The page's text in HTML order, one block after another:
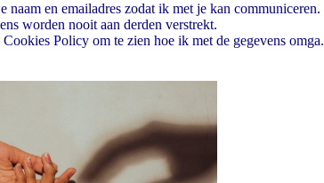
en emailadres zodat ik met je kan communiceren.
worden nooit aan derden verstrekt.
Policy om te zien hoe ik met de gegevens omga.